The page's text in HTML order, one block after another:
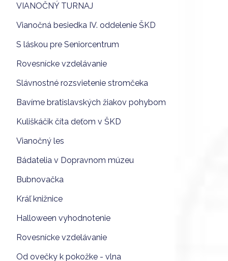
VIANOČNÝ TURNAJ
Vianočná besiedka IV. oddelenie ŠKD
S láskou pre Seniorcentrum
Rovesnícke vzdelávanie
Slávnostné rozsvietenie stromčeka
Bavíme bratislavských žiakov pohybom
Kuliškáčik číta deťom v ŠKD
Vianočný les
Bádatelia v Dopravnom múzeu
Bubnovačka
Kráľ knižnice
Halloween vyhodnotenie
Rovesnícke vzdelávanie
Od ovečky k pokožke - vlna